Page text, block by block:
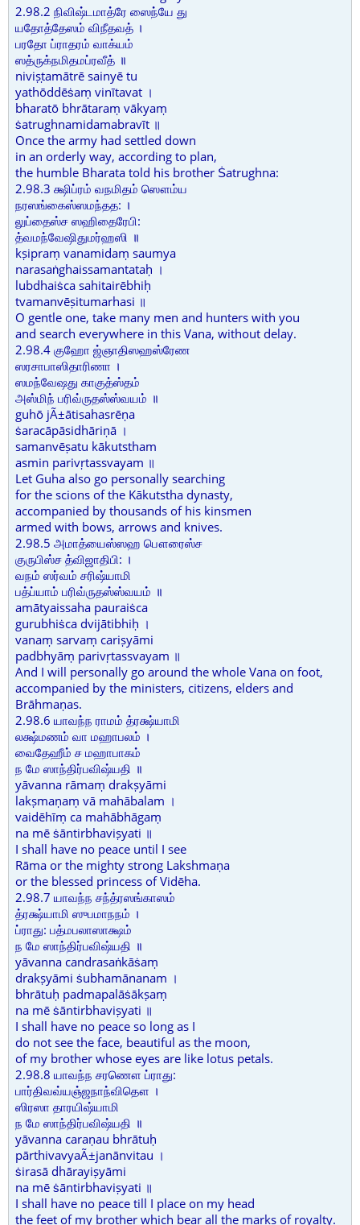
2.98.2 நிவிஷ்டமாத்ரே ஸைந்யே து
யதோத்தேஸம் விநீதவத் ।
பரதோ ப்ராதரம் வாக்யம்
ஸத்ருக்நமிதமப்ரவீத் ॥
niviṣṭamātrē sainyē tu
yathōddēṡaṃ vinītavat ।
bharatō bhrātaraṃ vākyaṃ
ṡatrughnamidamabravīt ॥
Once the army had settled down
in an orderly way, according to plan,
the humble Bharata told his brother Ṡatrughna:
2.98.3 க்ஷிப்ரம் வநமிதம் ஸௌம்ய
நரஸங்கைஸ்ஸமந்தத: ।
லுப்தைஸ்ச ஸஹிதைரேபி:
த்வமந்வேஷிதுமர்ஹஸி ॥
kṣipraṃ vanamidaṃ saumya
narasaṅghaissamantataḥ ।
lubdhaiṡca sahitairēbhiḥ
tvamanvēṣitumarhasi ॥
O gentle one, take many men and hunters with you
and search everywhere in this Vana, without delay.
2.98.4 குஹோ ஜ்ஞாதிஸஹஸ்ரேண
ஸரசாபாஸிதாரிணா ।
ஸமந்வேஷது காகுத்ஸ்தம்
அஸ்மிந் பரிவ்ருதஸ்ஸ்வயம் ॥
guhō jÃ±ātisahasrēṇa
ṡaracāpāsidhāriṇā ।
samanvēṣatu kākutstham
asmin parivṛtassvayam ॥
Let Guha also go personally searching
for the scions of the Kākutstha dynasty,
accompanied by thousands of his kinsmen
armed with bows, arrows and knives.
2.98.5 அமாத்யைஸ்ஸஹ பௌரைஸ்ச
குருபிஸ்ச த்விஜாதிபி: ।
வநம் ஸர்வம் சரிஷ்யாமி
பத்ப்யாம் பரிவ்ருதஸ்ஸ்வயம் ॥
amātyaissaha pauraiṡca
gurubhiṡca dvijātibhiḥ ।
vanaṃ sarvaṃ cariṣyāmi
padbhyāṃ parivṛtassvayam ॥
And I will personally go around the whole Vana on foot,
accompanied by the ministers, citizens, elders and
Brāhmaṇas.
2.98.6 யாவந்ந ராமம் த்ரக்ஷ்யாமி
லக்ஷ்மணம் வா மஹாபலம் ।
வைதேஹீம் ச மஹாபாகம்
ந மே ஸாந்திர்பவிஷ்யதி ॥
yāvanna rāmaṃ drakṣyāmi
lakṣmaṇaṃ vā mahābalam ।
vaidēhīṃ ca mahābhāgaṃ
na mē ṡāntirbhaviṣyati ॥
I shall have no peace until I see
Rāma or the mighty strong Lakshmaṇa
or the blessed princess of Vidēha.
2.98.7 யாவந்ந சந்த்ரஸங்காஸம்
த்ரக்ஷ்யாமி ஸுபமாநநம் ।
ப்ராது: பத்மபலாஸாக்ஷம்
ந மே ஸாந்திர்பவிஷ்யதி ॥
yāvanna candrasaṅkāṡaṃ
drakṣyāmi ṡubhamānanam ।
bhrātuḥ padmapalāṡākṣaṃ
na mē ṡāntirbhaviṣyati ॥
I shall have no peace so long as I
do not see the face, beautiful as the moon,
of my brother whose eyes are like lotus petals.
2.98.8 யாவந்ந சரணௌ ப்ராது:
பார்திவவ்யஞ்ஜநாந்விதௌ ।
ஸிரஸா தாரயிஷ்யாமி
ந மே ஸாந்திர்பவிஷ்யதி ॥
yāvanna caraṇau bhrātuḥ
pārthivavyaÃ±janānvitau ।
ṡirasā dhārayiṣyāmi
na mē ṡāntirbhaviṣyati ॥
I shall have no peace till I place on my head
the feet of my brother which bear all the marks of royalty.